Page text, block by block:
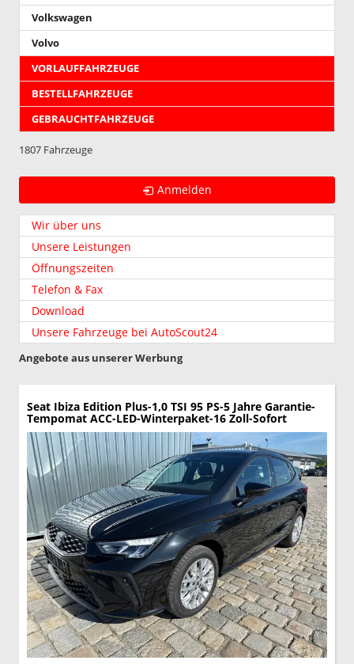
Volkswagen
Volvo
VORLAUFFAHRZEUGE
BESTELLFAHRZEUGE
GEBRAUCHTFAHRZEUGE
1807 Fahrzeuge
Anmelden
Wir über uns
Unsere Leistungen
Öffnungszeiten
Telefon & Fax
Download
Unsere Fahrzeuge bei AutoScout24
Angebote aus unserer Werbung
Seat Ibiza Edition Plus-1,0 TSI 95 PS-5 Jahre Garantie-
Tempomat ACC-LED-Winterpaket-16 Zoll-Sofort